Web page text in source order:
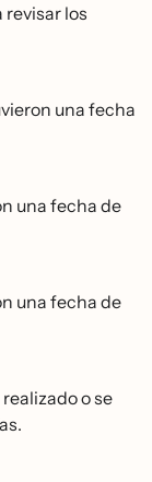
revisar los
una fecha
una fecha de
una fecha de
o se